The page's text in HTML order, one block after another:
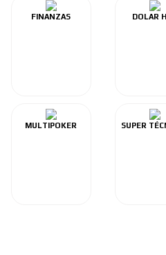
FINANZAS DOLAR
MULTIPOKER SUPER